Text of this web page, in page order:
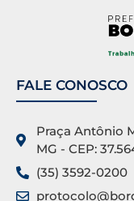
FALE CONOSCO
Praça Antônio
MG - CEP:
(35) 3592-0200